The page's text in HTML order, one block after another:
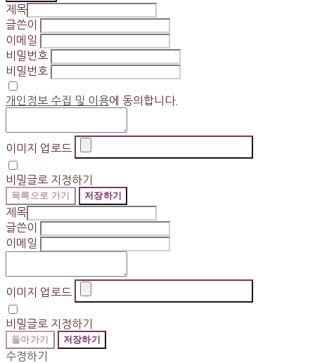
제목
글쓴이
이메일
비밀번호
비밀번호
개인정보 수집 및 이용에 동의합니다.
이미지 업로드
비밀글로 지정하기
목록으로 가기 저장하기
제목
글쓴이
이메일
이미지 업로드
비밀글로 지정하기
돌아가기 저장하기
수정하기